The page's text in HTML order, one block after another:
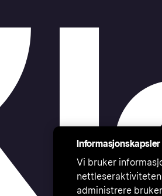
Vi bruker
nettleseraktiviteten
administrere